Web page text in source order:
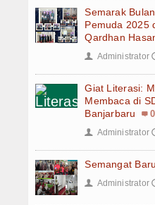
Index Berita
Artikel
Semarak
Pemuda 2025
Qardhan
👤 Administrator
Giat Literasi:
Membaca di
Banjarbaru
0
👤 Administrator
Semangat
👤 Administrator